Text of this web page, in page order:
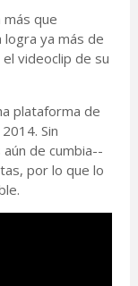
más que
ya más de
el videoclip de su
plataforma de
Sin
de cumbia--
por lo que lo